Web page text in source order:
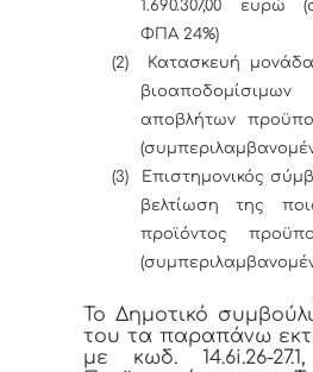
1.690.307,00 ευρώ
ΦΠΑ 24%)
(2)
Κατασκευή
αποβλήτων
(3)
Επιστημονικός
βελτίωση της
προϊόντος
Το Δημοτικό
του τα παραπάνω
με κωδ. 14.6i.26-